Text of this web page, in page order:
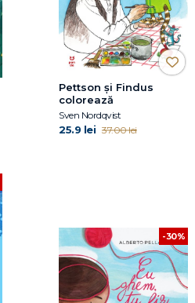
Pettson și Findus
colorează
Sven Nordqvist
25.9 lei 37.00 lei
-30%